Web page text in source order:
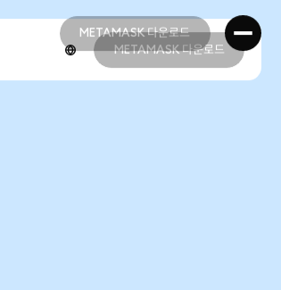
METAMASK 다운로드
METAMASK 다운로드
METAMASK 다운로드